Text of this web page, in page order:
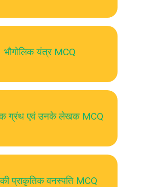
भौगोलिक यंत्र MCQ
ग्रंथ एवं उनके लेखक MCQ
की प्राकृतिक वनस्पति MCQ